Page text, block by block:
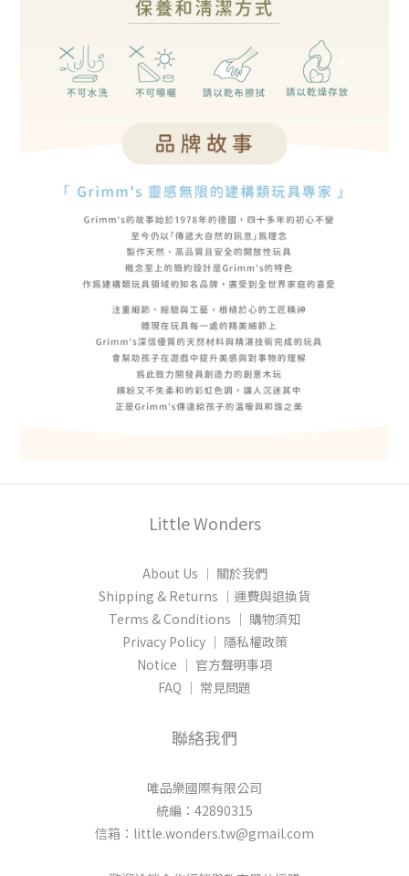
Little Wonders
About Us │ 關於我們
Shipping & Returns │運費與退換貨
Terms & Conditions │ 購物須知
Privacy Policy │ 隱私權政策
Notice │ 官方聲明事項
FAQ │ 常見問題
聯絡我們
唯品樂國際有限公司
統編：42890315
信箱：little.wonders.tw@gmail.com